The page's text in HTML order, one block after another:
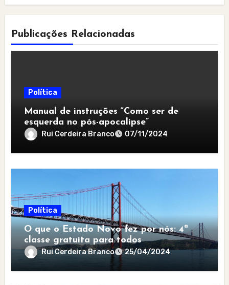
Publicações Relacionadas
Política
Manual de instruções “Como ser de
esquerda no pós-apocalipse”
Rui Cerdeira Branco 07/11/2024
Política
O que o Estado Novo fez por nós: 4ª
classe gratuita para todos
Rui Cerdeira Branco 25/04/2024